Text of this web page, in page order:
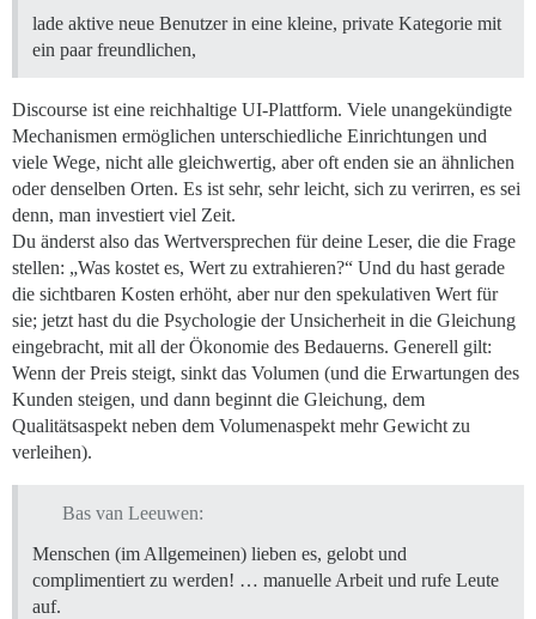
lade aktive neue Benutzer in eine kleine, private Kategorie mit
ein paar freundlichen,
Discourse ist eine reichhaltige UI-Plattform. Viele unangekündigte
Mechanismen ermöglichen unterschiedliche Einrichtungen und
viele Wege, nicht alle gleichwertig, aber oft enden sie an ähnlichen
oder denselben Orten. Es ist sehr, sehr leicht, sich zu verirren, es sei
denn, man investiert viel Zeit.
Du änderst also das Wertversprechen für deine Leser, die die Frage
stellen: „Was kostet es, Wert zu extrahieren?“ Und du hast gerade
die sichtbaren Kosten erhöht, aber nur den spekulativen Wert für
sie; jetzt hast du die Psychologie der Unsicherheit in die Gleichung
eingebracht, mit all der Ökonomie des Bedauerns. Generell gilt:
Wenn der Preis steigt, sinkt das Volumen (und die Erwartungen des
Kunden steigen, und dann beginnt die Gleichung, dem
Qualitätsaspekt neben dem Volumenaspekt mehr Gewicht zu
verleihen).
Bas van Leeuwen:
Menschen (im Allgemeinen) lieben es, gelobt und
complimentiert zu werden! … manuelle Arbeit und rufe Leute
auf.